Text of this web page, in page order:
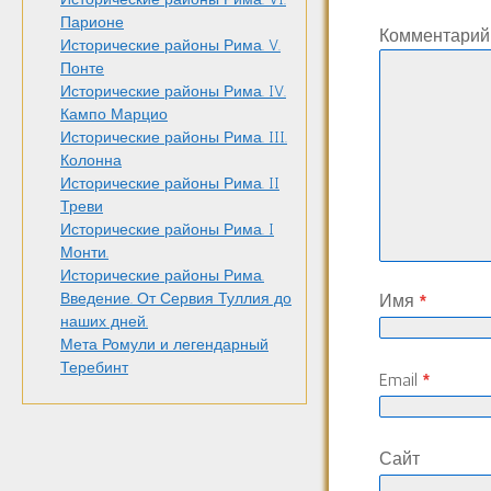
Парионе
Исторические районы Рима. V.
Понте
Исторические районы Рима. IV.
Кампо Марцио
Исторические районы Рима. III.
Колонна
Исторические районы Рима. II
Треви
Исторические районы Рима. I
Монти.
Исторические районы Рима.
Введение. От Сервия Туллия до
наших дней.
Мета Ромули и легендарный
Теребинт
Имя*
Email*
Сайт